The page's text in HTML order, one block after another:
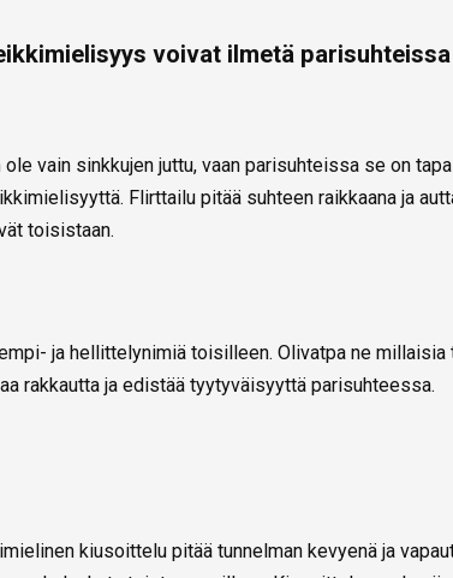
voivat ilmetä
vain sinkkujen juttu, vaan parisuhteissa se on
Flirttailu pitää suhteen raikkaana ja
toisistaan.
ja hellittelynimiä toisilleen. Olivatpa ne millaisia
rakkautta ja edistää tyytyväisyyttä parisuhteessa.
kiusoittelu pitää tunnelman kevyenä ja